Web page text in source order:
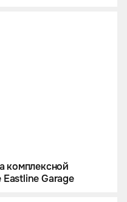
комплексной
Garage